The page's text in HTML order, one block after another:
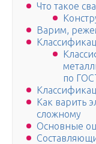
Что такое
Варим,
по
Как варить
сложному
Основные